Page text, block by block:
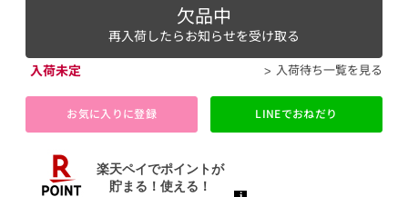
欠品中
再入荷したらお知らせを受け取る
入荷未定
入荷待ち一覧を見る
お気に入りに登録 LINEでおねだり